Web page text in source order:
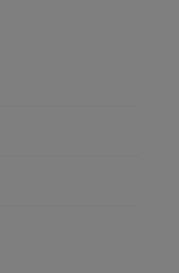
voor Motor, merk & type
voor Versnellingen
voor Opvallende